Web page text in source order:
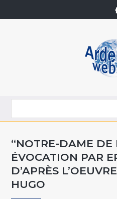
“NOTRE-DAME DE
ÉVOCATION PAR
D’APRÈS
HUGO